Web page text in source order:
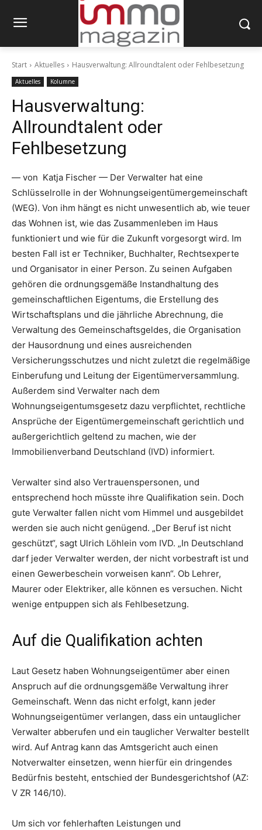
Start Aktuelles Hausverwaltung: Allroundtalent oder Fehlbesetzung
Aktuelles Kolumne
Hausverwaltung:
Allroundtalent oder
Fehlbesetzung
— von Katja Fischer — Der Verwalter hat eine
Schlüsselrolle in der Wohnungseigentümergemeinschaft
(WEG). Von ihm hängt es nicht unwesentlich ab, wie teuer
das Wohnen ist, wie das Zusammenleben im Haus
funktioniert und wie für die Zukunft vorgesorgt wird. Im
besten Fall ist er Techniker, Buchhalter, Rechtsexperte
und Organisator in einer Person. Zu seinen Aufgaben
gehören die ordnungsgemäße Instandhaltung des
gemeinschaftlichen Eigentums, die Erstellung des
Wirtschaftsplans und die jährliche Abrechnung, die
Verwaltung des Gemeinschaftsgeldes, die Organisation
der Hausordnung und eines ausreichenden
Versicherungsschutzes und nicht zuletzt die regelmäßige
Einberufung und Leitung der Eigentümerversammlung.
Außerdem sind Verwalter nach dem
Wohnungseigentumsgesetz dazu verpflichtet, rechtliche
Ansprüche der Eigentümergemeinschaft gerichtlich und
außergerichtlich geltend zu machen, wie der
Immobilienverband Deutschland (IVD) informiert.
Verwalter sind also Vertrauenspersonen, und
entsprechend hoch müsste ihre Qualifikation sein. Doch
gute Verwalter fallen nicht vom Himmel und ausgebildet
werden sie auch nicht genügend. „Der Beruf ist nicht
geschützt“, sagt Ulrich Löhlein vom IVD. „In Deutschland
darf jeder Verwalter werden, der nicht vorbestraft ist und
einen Gewerbeschein vorweisen kann“. Ob Lehrer,
Maurer oder Elektriker, alle können es versuchen. Nicht
wenige entpuppen sich als Fehlbesetzung.
Auf die Qualifikation achten
Laut Gesetz haben Wohnungseigentümer aber einen
Anspruch auf die ordnungsgemäße Verwaltung ihrer
Gemeinschaft. Wenn das nicht erfolgt, kann jeder
Wohnungseigentümer verlangen, dass ein untauglicher
Verwalter abberufen und ein tauglicher Verwalter bestellt
wird. Auf Antrag kann das Amtsgericht auch einen
Notverwalter einsetzen, wenn hierfür ein dringendes
Bedürfnis besteht, entschied der Bundesgerichtshof (AZ:
V ZR 146/10).
Um sich vor fehlerhaften Leistungen und